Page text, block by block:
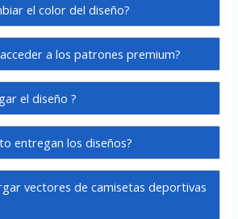
el color del diseño?
a los patrones premium?
el diseño ?
entregan los diseños?
vectores de camisetas deportivas